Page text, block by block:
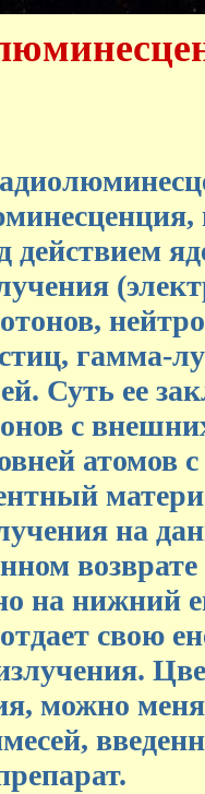
действием
гамма-
Суть ее
с
атомов
на
возврате
на нижний
свою
можно